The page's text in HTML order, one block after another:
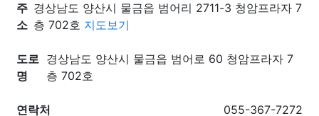
주
소
경상남도 양산시 물금읍 범어리 2711-3 청암프라자 7
층 702호 지도보기
도로
명
경상남도 양산시 물금읍 범어로 60 청암프라자 7
층 702호
연락처 055-367-7272